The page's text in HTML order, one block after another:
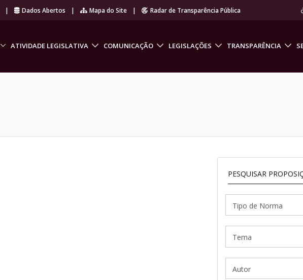
| Dados Abertos | Mapa do Site | Radar de Transparência Pública
ATIVIDADE LEGISLATIVA COMUNICAÇÃO LEGISLAÇÕES TRANSPARÊNCIA
PESQUISAR